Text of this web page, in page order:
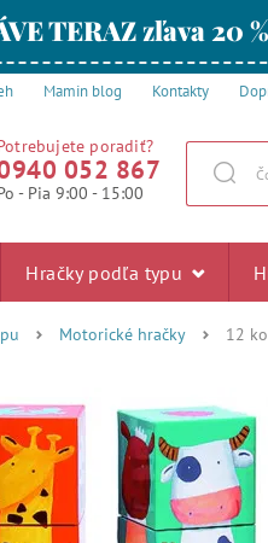
TERAZ zľava 20
Mamin blog Kontakty
poradiť?
052 867
- Pia 9:00 - 15:00
Hračky podľa typu
Motorické hračky 12